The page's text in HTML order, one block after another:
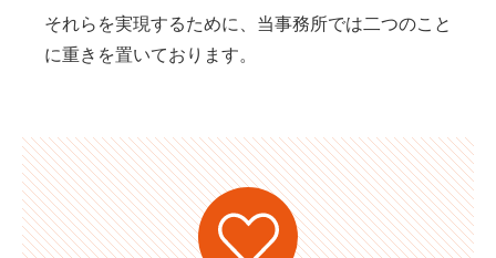
それらを実現するために、当事務所では二つのこと
に重きを置いております。